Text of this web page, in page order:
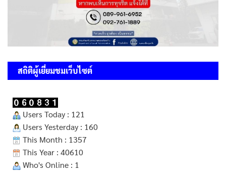
สถิติผู้เยี่ยมชมเว็บไซต์
Users Today : 121
Users Yesterday : 160
This Month : 1357
This Year : 40610
Who's Online : 1